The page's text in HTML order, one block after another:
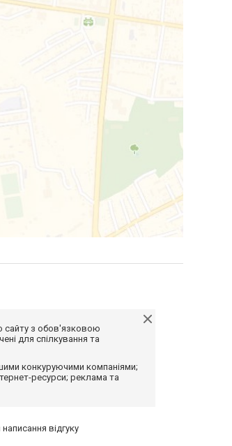
сайту з обов'язковою
для спілкування та
конкуруючими компаніями;
ресурси; реклама та
відгуку